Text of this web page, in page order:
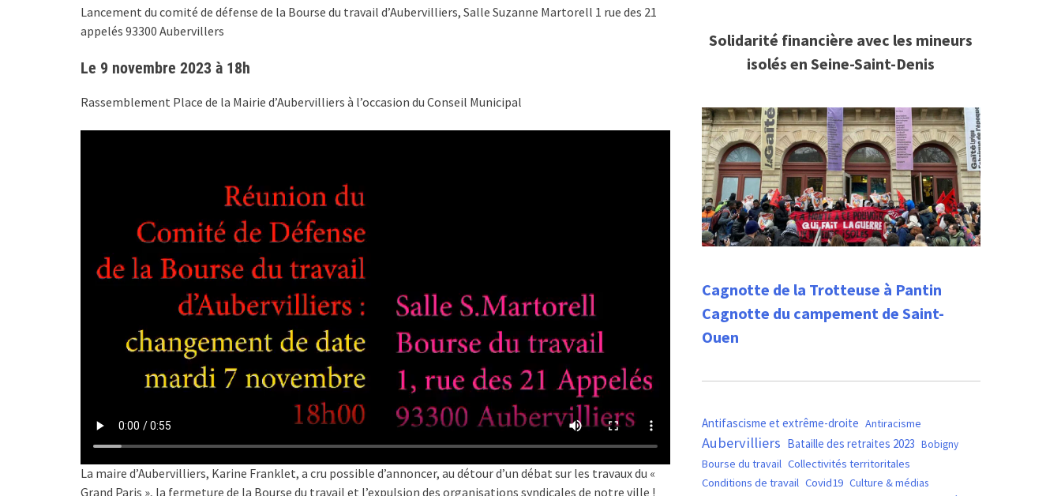
Lancement du comité de défense de la Bourse du travail d’Aubervilliers, Salle Suzanne Martorell 1 rue des 21
appelés 93300 Aubervillers
Le 9 novembre 2023 à 18h
Rassemblement Place de la Mairie d’Aubervilliers à l’occasion du Conseil Municipal
La maire d’Aubervilliers, Karine Franklet, a cru possible d’annoncer, au détour d’un débat sur les travaux du «
Grand Paris », la fermeture de la Bourse du travail et l’expulsion des organisations syndicales de notre ville !
Solidarité financière avec les mineurs
isolés en Seine-Saint-Denis
Cagnotte de la Trotteuse à Pantin
Cagnotte du campement de Saint-
Ouen
Antifascisme et extrême-droite Antiracisme
Aubervilliers Bataille des retraites 2023 Bobigny
Bourse du travail Collectivités territoritales
Conditions de travail Covid19 Culture & médias